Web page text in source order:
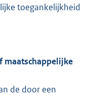
toegankelijkheid
maatschappelijke
de door een